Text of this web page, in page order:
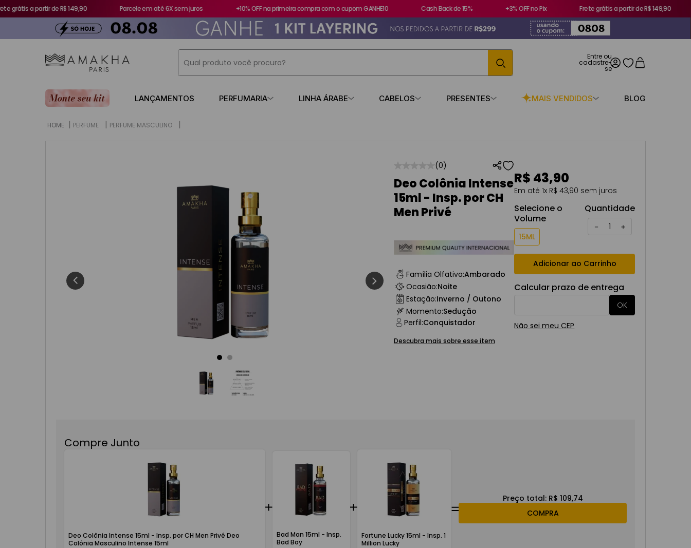
grátis a partir de R$ 149,90 Parcele em até 6X sem juros +10% OFF na primeira compra com o cupom GANHE10 Cash Back de 15% +3% OFF no Pix Frete grátis a partir de R$ 149,90
Qual produto você procura?
LANÇAMENTOS PERFUMARIA LINHA ÁRABE CABELOS PRESENTES MAIS VENDIDOS BLOG
PERFUME PERFUME MASCULINO
☆
(0)
Deo Colônia Intense
15ml - Insp. por CH
Men Privé
Família Olfativa:Ambarado
Ocasião:Noite
Estação:Inverno / Outono
Momento:Sedução
Perfil:Conquistador
Descubra mais sobre esse item
R$ 43,90
Em até1x R$ 43,90 sem juros
Selecione o
Volume
15ML
Quantidade
＋
－
Adicionar ao Carrinho
Calcular prazo de entrega
Não sei meu CEP
Compre Junto
Deo Colônia Intense 15ml - Insp. por CH Men Privé Deo
Colônia Masculino Intense 15ml
Bad Man 15ml - Insp.
Bad Boy
Fortune Lucky 15ml - Insp. 1
Million Lucky
Preço total: R$ 109,74
COMPRA
6º
chic woman
10º fortune